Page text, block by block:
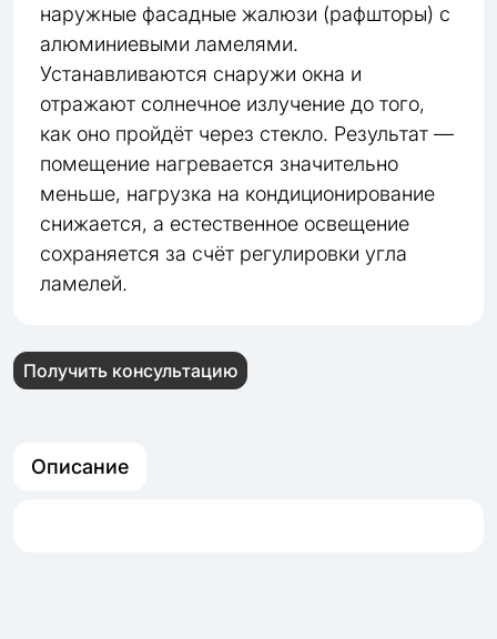
наружные фасадные жалюзи (рафшторы) с
алюминиевыми ламелями.
Устанавливаются снаружи окна и
отражают солнечное излучение до того,
как оно пройдёт через стекло. Результат —
помещение нагревается значительно
меньше, нагрузка на кондиционирование
снижается, а естественное освещение
сохраняется за счёт регулировки угла
ламелей.
Получить консультацию
Описание